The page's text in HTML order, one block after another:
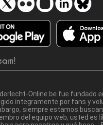
Online.be fue fundado
íntegramente por fans y
siempre estamos
del equipo web, usted es